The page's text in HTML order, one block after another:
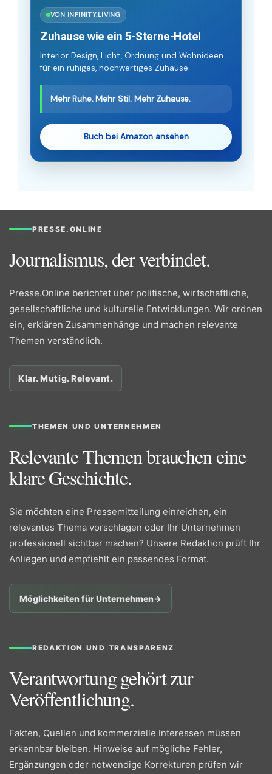
VON INFINITY.LIVING
Zuhause wie ein 5-Sterne-Hotel
Interior Design, Licht, Ordnung und Wohnideen
für ein ruhiges, hochwertiges Zuhause.
Mehr Ruhe. Mehr Stil. Mehr Zuhause.
Buch bei Amazon ansehen
PRESSE.ONLINE
Journalismus, der verbindet.
Presse.Online berichtet über politische, wirtschaftliche,
gesellschaftliche und kulturelle Entwicklungen. Wir ordnen
ein, erklären Zusammenhänge und machen relevante
Themen verständlich.
Klar. Mutig. Relevant.
THEMEN UND UNTERNEHMEN
Relevante Themen brauchen eine
klare Geschichte.
Sie möchten eine Pressemitteilung einreichen, ein
relevantes Thema vorschlagen oder Ihr Unternehmen
professionell sichtbar machen? Unsere Redaktion prüft Ihr
Anliegen und empfiehlt ein passendes Format.
Möglichkeiten für Unternehmen→
REDAKTION UND TRANSPARENZ
Verantwortung gehört zur
Veröffentlichung.
Fakten, Quellen und kommerzielle Interessen müssen
erkennbar bleiben. Hinweise auf mögliche Fehler,
Ergänzungen oder notwendige Korrekturen prüfen wir